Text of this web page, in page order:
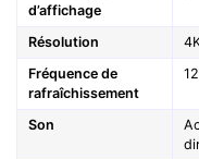
d’affichage
Résolution
Fréquence de
rafraîchissement
Son